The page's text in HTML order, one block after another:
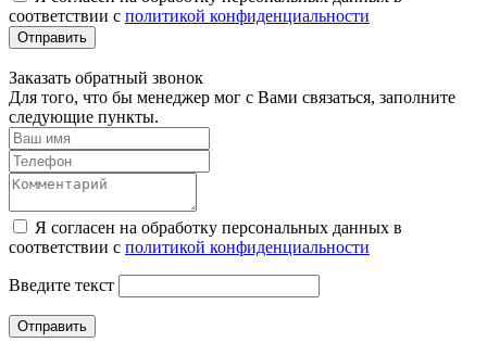
соответствии с политикой конфиденциальности
Отправить
Заказать обратный звонок
Для того, что бы менеджер мог с Вами связаться, заполните
следующие пункты.
Я согласен на обработку персональных данных в
соответствии с политикой конфиденциальности
Введите текст
Отправить